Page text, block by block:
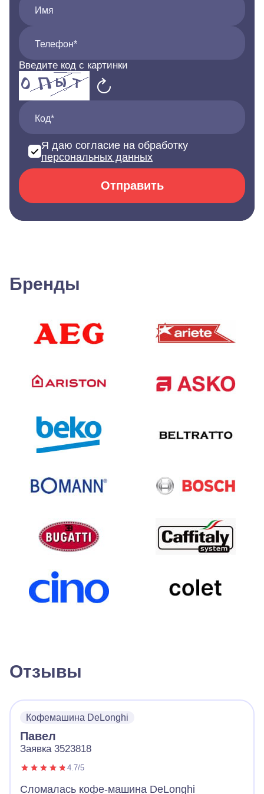
Имя
Телефон*
Введите код с картинки
Код*
Я даю согласие на обработку
персональных данных
Отправить
Бренды
Отзывы
Кофемашина DeLonghi
Павел
Заявка 3523818
4.7/5
Сломалась кофе-машина DeLonghi